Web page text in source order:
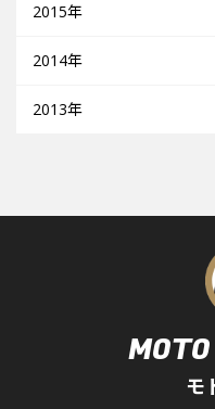
2015年
2014年
2013年
モ